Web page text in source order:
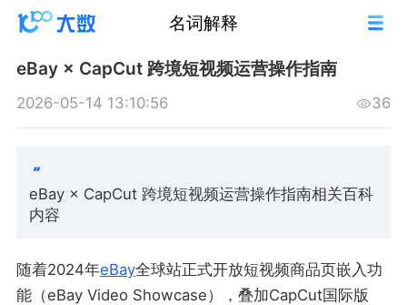
名词解释
eBay × CapCut 跨境短视频运营操作指南
2026-05-14 13:10:56 36
eBay × CapCut 跨境短视频运营操作指南相关百科
内容
随着2024年eBay全球站正式开放短视频商品页嵌入功
能（eBay Video Showcase），叠加CapCut国际版